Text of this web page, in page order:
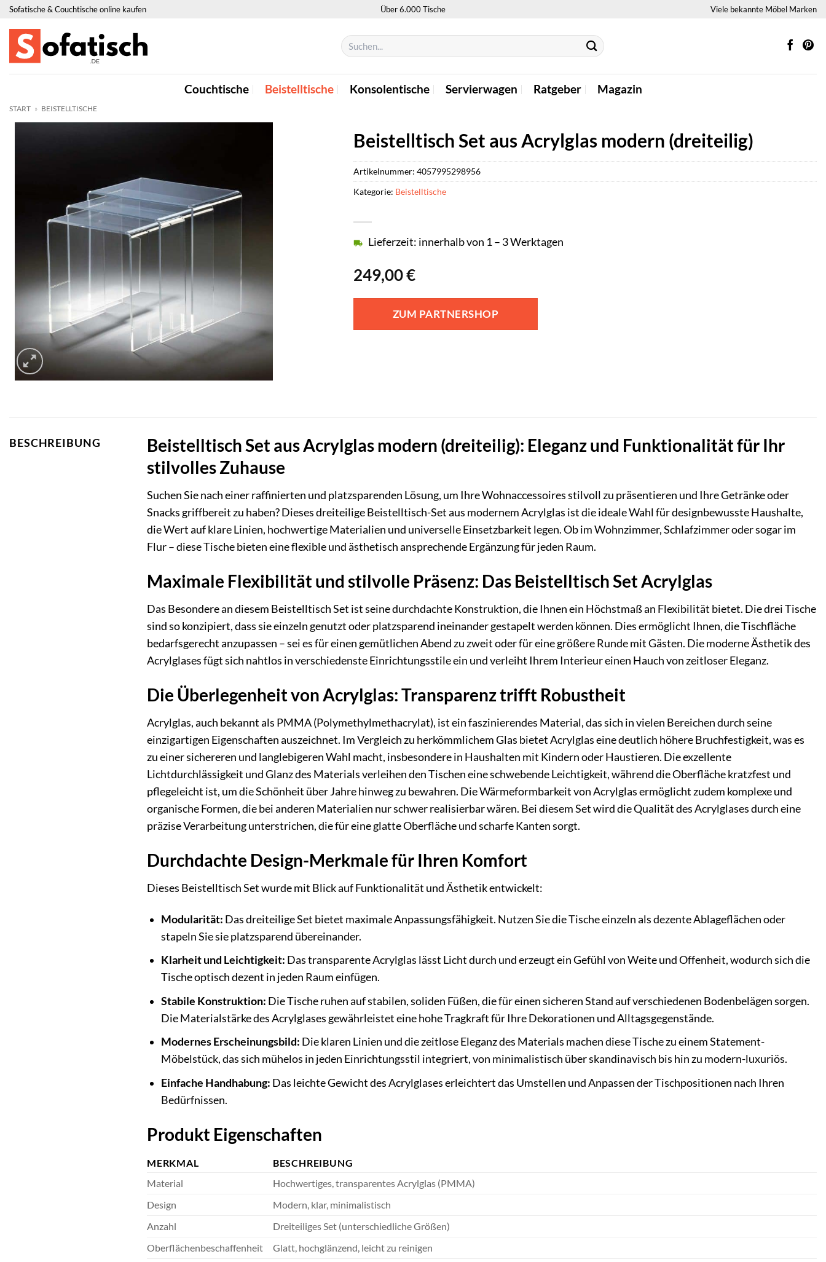
Zum
springen
Sofatische & Couchtische online kaufen Über 6.000 Tische Viele bekannte Möbel Marken
Suchen
nach:
Couchtische Beistelltische Konsolentische Servierwagen Ratgeber Magazin
START » BEISTELLTISCHE
Beistelltisch Set aus Acrylglas modern (dreiteilig)
249,00€
Lieferzeit: innerhalb von 1 – 3 Werktagen
ZUM PARTNERSHOP
Artikelnummer: 4057995298956
Kategorie: Beistelltische
BESCHREIBUNG
Beistelltisch Set aus Acrylglas modern (dreiteilig): Eleganz und Funktionalität für Ihr
stilvolles Zuhause
Suchen Sie nach einer raffinierten und platzsparenden Lösung, um Ihre Wohnaccessoires stilvoll zu präsentieren und Ihre Getränke oder
Snacks griffbereit zu haben? Dieses dreiteilige Beistelltisch-Set aus modernem Acrylglas ist die ideale Wahl für designbewusste Haushalte,
die Wert auf klare Linien, hochwertige Materialien und universelle Einsetzbarkeit legen. Ob im Wohnzimmer, Schlafzimmer oder sogar im
Flur – diese Tische bieten eine flexible und ästhetisch ansprechende Ergänzung für jeden Raum.
Maximale Flexibilität und stilvolle Präsenz: Das Beistelltisch Set Acrylglas
Das Besondere an diesem Beistelltisch Set ist seine durchdachte Konstruktion, die Ihnen ein Höchstmaß an Flexibilität bietet. Die drei Tische
sind so konzipiert, dass sie einzeln genutzt oder platzsparend ineinander gestapelt werden können. Dies ermöglicht Ihnen, die Tischfläche
bedarfsgerecht anzupassen – sei es für einen gemütlichen Abend zu zweit oder für eine größere Runde mit Gästen. Die moderne Ästhetik des
Acrylglases fügt sich nahtlos in verschiedenste Einrichtungsstile ein und verleiht Ihrem Interieur einen Hauch von zeitloser Eleganz.
Die Überlegenheit von Acrylglas: Transparenz trifft Robustheit
Acrylglas, auch bekannt als PMMA (Polymethylmethacrylat), ist ein faszinierendes Material, das sich in vielen Bereichen durch seine
einzigartigen Eigenschaften auszeichnet. Im Vergleich zu herkömmlichem Glas bietet Acrylglas eine deutlich höhere Bruchfestigkeit, was es
zu einer sichereren und langlebigeren Wahl macht, insbesondere in Haushalten mit Kindern oder Haustieren. Die exzellente
Lichtdurchlässigkeit und Glanz des Materials verleihen den Tischen eine schwebende Leichtigkeit, während die Oberfläche kratzfest und
pflegeleicht ist, um die Schönheit über Jahre hinweg zu bewahren. Die Wärmeformbarkeit von Acrylglas ermöglicht zudem komplexe und
organische Formen, die bei anderen Materialien nur schwer realisierbar wären. Bei diesem Set wird die Qualität des Acrylglases durch eine
präzise Verarbeitung unterstrichen, die für eine glatte Oberfläche und scharfe Kanten sorgt.
Durchdachte Design-Merkmale für Ihren Komfort
Dieses Beistelltisch Set wurde mit Blick auf Funktionalität und Ästhetik entwickelt:
Modularität: Das dreiteilige Set bietet maximale Anpassungsfähigkeit. Nutzen Sie die Tische einzeln als dezente Ablageflächen oder
stapeln Sie sie platzsparend übereinander.
Klarheit und Leichtigkeit: Das transparente Acrylglas lässt Licht durch und erzeugt ein Gefühl von Weite und Offenheit, wodurch sich die
Tische optisch dezent in jeden Raum einfügen.
Stabile Konstruktion: Die Tische ruhen auf stabilen, soliden Füßen, die für einen sicheren Stand auf verschiedenen Bodenbelägen sorgen.
Die Materialstärke des Acrylglases gewährleistet eine hohe Tragkraft für Ihre Dekorationen und Alltagsgegenstände.
Modernes Erscheinungsbild: Die klaren Linien und die zeitlose Eleganz des Materials machen diese Tische zu einem Statement-
Möbelstück, das sich mühelos in jeden Einrichtungsstil integriert, von minimalistisch über skandinavisch bis hin zu modern-luxuriös.
Einfache Handhabung: Das leichte Gewicht des Acrylglases erleichtert das Umstellen und Anpassen der Tischpositionen nach Ihren
Bedürfnissen.
Produkt Eigenschaften
MERKMAL
BESCHREIBUNG
Material
Hochwertiges, transparentes Acrylglas (PMMA)
Design
Modern, klar, minimalistisch
Anzahl
Dreiteiliges Set (unterschiedliche Größen)
Oberflächenbeschaffenheit
Glatt, hochglänzend, leicht zu reinigen